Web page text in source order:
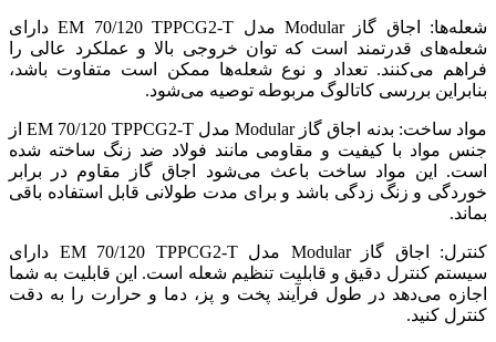
شعله‌ها: اجاق گاز Modular مدل EM 70/120 TPPCG2-T دارای
شعله‌های قدرتمند است که توان خروجی بالا و عملکرد عالی را
فراهم می‌کنند. تعداد و نوع شعله‌ها ممکن است متفاوت باشد،
بنابراین بررسی کاتالوگ مربوطه توصیه می‌شود.
مواد ساخت: بدنه اجاق گاز Modular مدل EM 70/120 TPPCG2-T از
جنس مواد با کیفیت و مقاومی مانند فولاد ضد زنگ ساخته شده
است. این مواد ساخت باعث می‌شود اجاق گاز مقاوم در برابر
خوردگی و زنگ زدگی باشد و برای مدت طولانی قابل استفاده باقی
بماند.
کنترل: اجاق گاز Modular مدل EM 70/120 TPPCG2-T دارای
سیستم کنترل دقیق و قابلیت تنظیم شعله است. این قابلیت به شما
اجازه می‌دهد در طول فرآیند پخت و پز، دما و حرارت را به دقت
کنترل کنید.